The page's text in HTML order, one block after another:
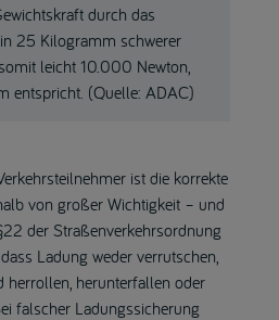
durch das
25 Kilogramm schwerer
leicht 10.000 Newton,
entspricht. (Quelle: ADAC)
ist die korrekte
von großer Wichtigkeit – und
der Straßenverkehrsordnung
Ladung weder verrutschen,
herunterfallen oder
falscher Ladungssicherung